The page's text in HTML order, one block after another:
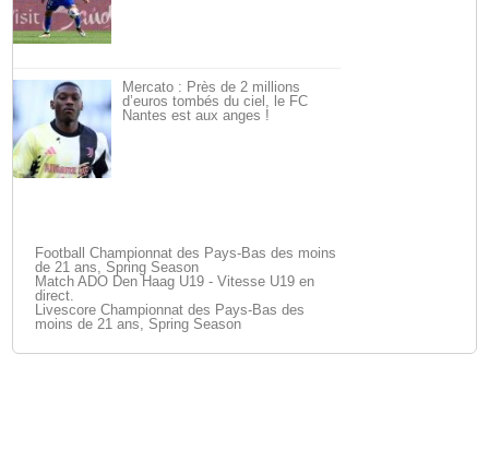
Mercato : Près de 2 millions
d’euros tombés du ciel, le FC
Nantes est aux anges !
Football Championnat des Pays-Bas des moins
de 21 ans, Spring Season
Match ADO Den Haag U19 - Vitesse U19 en
direct.
Livescore Championnat des Pays-Bas des
moins de 21 ans, Spring Season